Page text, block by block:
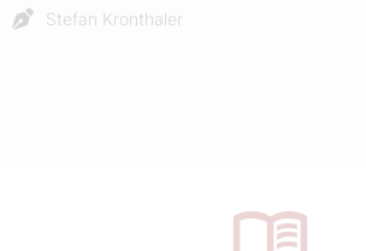
Stefan Kronthaler